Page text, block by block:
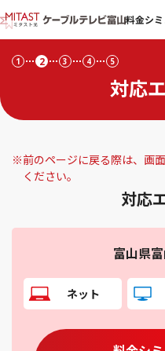
料金シ
対応
1 2 3 4 5
※前のページに戻る際は、画
ください。
対応
富山県
ネット